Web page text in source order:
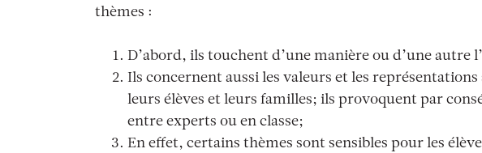
thèmes :
D’abord, ils touchent d’une manière ou d’une autre
Ils concernent aussi les valeurs et les représentations
leurs élèves et leurs familles; ils provoquent par
entre experts ou en classe;
En effet, certains thèmes sont sensibles pour les